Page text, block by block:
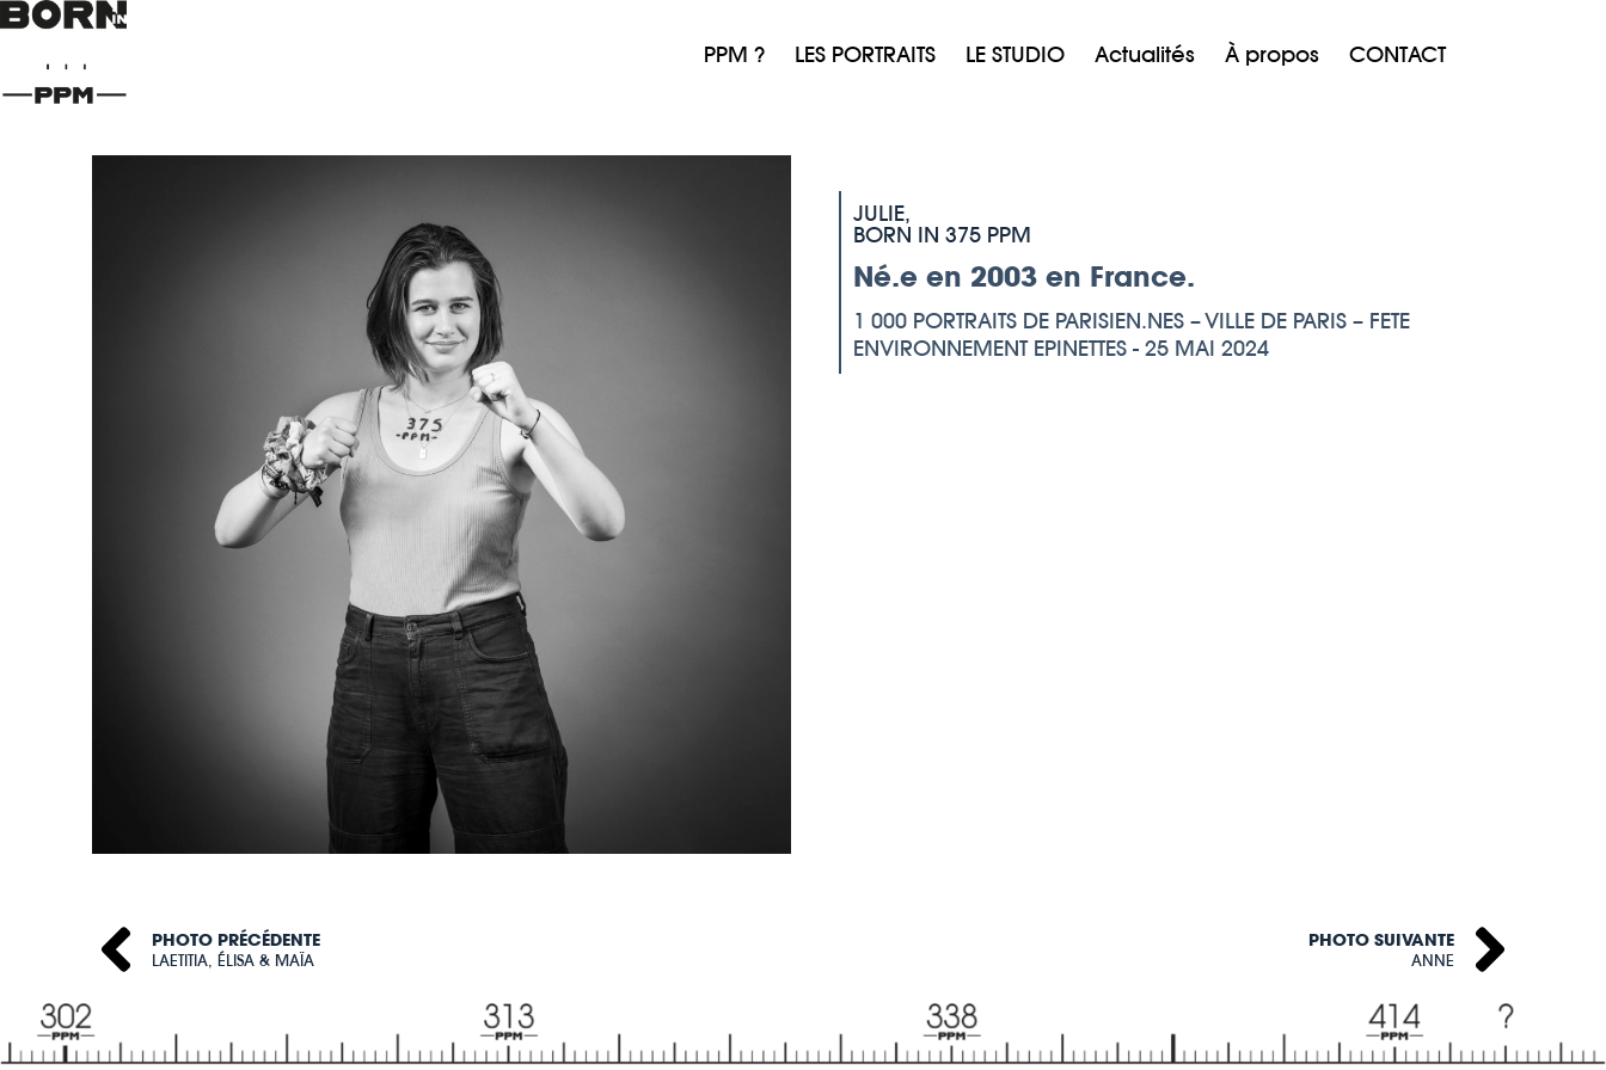
PPM ? LES PORTRAITS LE STUDIO Actualités À propos CONTACT
JULIE,
BORN IN 375 PPM
Né.e en 2003 en France.
1 000 PORTRAITS DE PARISIEN.NES – VILLE DE PARIS – FETE
ENVIRONNEMENT EPINETTES - 25 MAI 2024
PHOTO PRÉCÉDENTE
LAETITIA, ÉLISA & MAÏA
PHOTO SUIVANTE
ANNE